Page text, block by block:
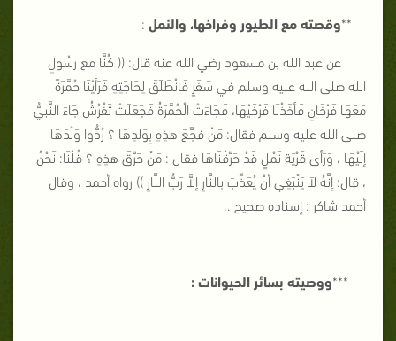
**وقصته مع الطيور وفراخها، والنمل :
عن عبد الله بن مسعود رضي الله عنه قال: (( كُنَّا مَعَ رَسُولِ
الله صلى الله عليه وسلم في سَفَرٍ فَانْطَلَقَ لِحَاجَتِهِ فَرَأيْنَا حُمَّرَةً
مَعَهَا فَرْخَانِ فَأخَذْنَا فَرْخَيْهَا، فَجَاءَتْ الْحُمَّرَةُ فَجَعَلَتْ تَفْرُشُ جَاءَ النَّبيُّ
صلى الله عليه وسلم فقال: مَنْ فَجَّعَ هذِهِ بِوَلَدِهَا ؟ رُدُّوا وَلْدَهَا
إلَيْهَا ، وَرَأى قَرْيَةَ نَمْلٍ قَدْ حَرَّقْنَاهَا فقال : مَنْ حَرَّقَ هذِهِ ؟ قُلْنَا: نَحْنُ
، قال: إنَّهُ لاَ يَنْبَغِي أنْ يُعَذِّبَ بالنَّارِ إلاَّ رَبُّ النَّارِ )) رواه أحمد ، وقال
أحمد شاكر : إسناده صحيح ..
***ووصيته بسائر الحيوانات :